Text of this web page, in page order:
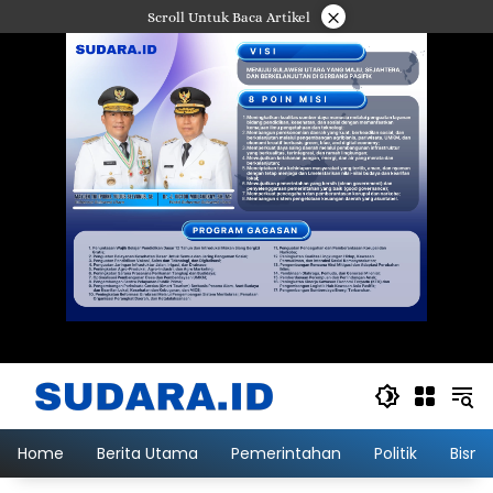
ke
Scroll Untuk Baca Artikel ×
Home Berita Utama Pemerintahan Politik